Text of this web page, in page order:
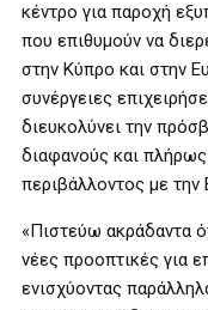
κέντρο για παροχή
που επιθυμούν να
στην Κύπρο και στην
συνέργειες
διευκολύνει την
διαφανούς και πλήρως
περιβάλλοντος με την
«Πιστεύω ακράδαντα
νέες προοπτικές για
ενισχύοντας